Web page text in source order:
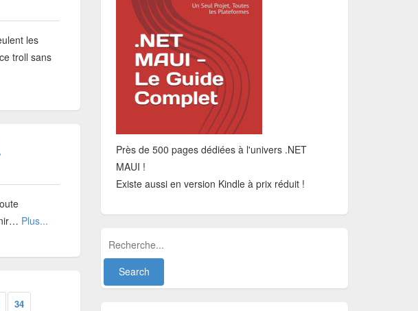
les
troll sans
Plus...
34
Près de 500 pages dédiées à l'univers .NET
MAUI !
Existe aussi en version Kindle à prix réduit !